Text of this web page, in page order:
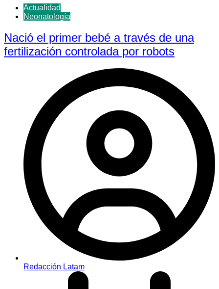
Actualidad
Neonatología
Nació el primer bebé a través de una
fertilización controlada por robots
Redacción Latam